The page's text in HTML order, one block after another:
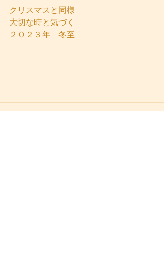
クリスマスと同様
大切な時と気づく
２０２３年　冬至